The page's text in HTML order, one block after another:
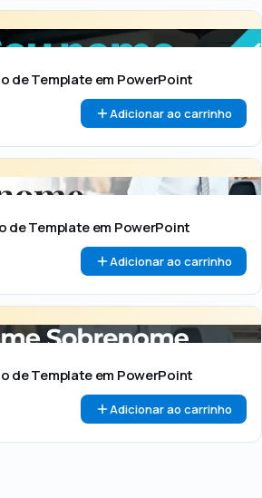
de Template em PowerPoint
Adicionar ao carrinho
de Template em PowerPoint
Adicionar ao carrinho
de Template em PowerPoint
Adicionar ao carrinho